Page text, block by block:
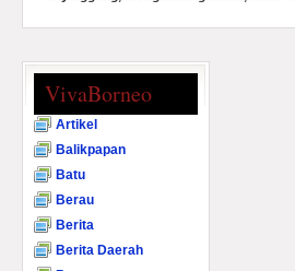
VivaBorneo
Artikel
Balikpapan
Batu
Berau
Berita
Berita Daerah